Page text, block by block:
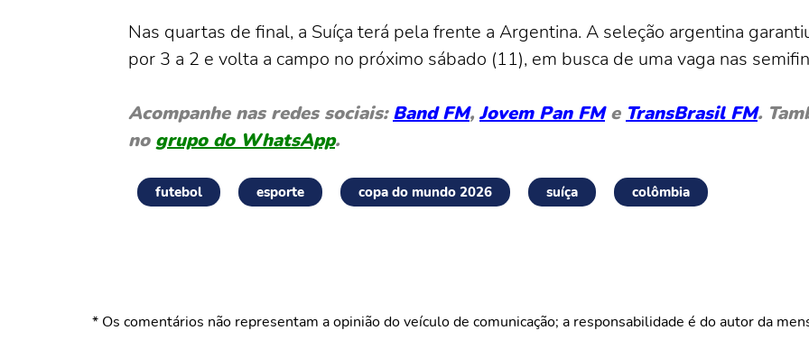
Nas quartas de final, a Suíça terá pela frente a Argentina. A seleção argentina
por 3 a 2 e volta a campo no próximo sábado (11), em busca de uma vaga nas
Acompanhe nas redes sociais:Band FM, Jovem Pan FMe TransBrasil FM.
no grupo do WhatsApp.
futebol esporte copa do mundo 2026 suíça colômbia
* Os comentários não representam a opinião do veículo de comunicação; a responsabilidade é do autor da